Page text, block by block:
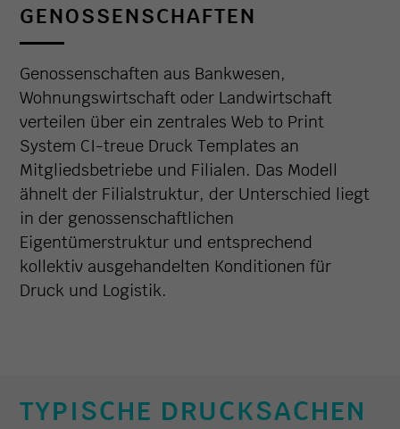
GENOSSENSCHAFTEN
Genossenschaften aus Bankwesen,
Wohnungswirtschaft oder Landwirtschaft
verteilen über ein zentrales Web to Print
System CI-treue Druck Templates an
Mitgliedsbetriebe und Filialen. Das Modell
ähnelt der Filialstruktur, der Unterschied liegt
in der genossenschaftlichen
Eigentümerstruktur und entsprechend
kollektiv ausgehandelten Konditionen für
Druck und Logistik.
TYPISCHE DRUCKSACHEN